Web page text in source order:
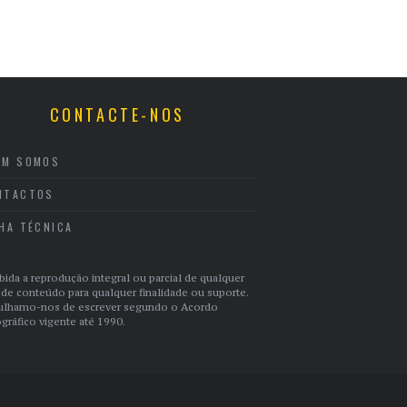
CONTACTE-NOS
SOMOS
TÉCNICA
a reprodução integral ou parcial de qualquer
conteúdo para qualquer finalidade ou suporte.
nos de escrever segundo o Acordo
vigente até 1990.